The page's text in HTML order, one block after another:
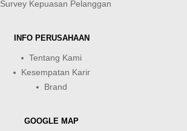
Survey Kepuasan Pelanggan
INFO PERUSAHAAN
Tentang Kami
Kesempatan Karir
Brand
GOOGLE MAP